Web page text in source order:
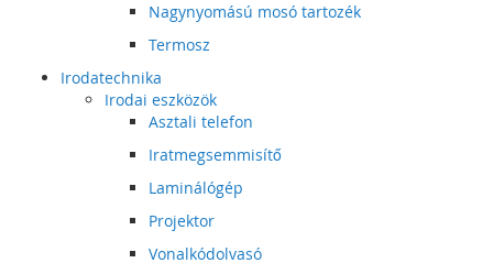
Nagynyomású mosó tartozék
Termosz
Irodatechnika
Irodai eszközök
Asztali telefon
Iratmegsemmisítő
Laminálógép
Projektor
Vonalkódolvasó